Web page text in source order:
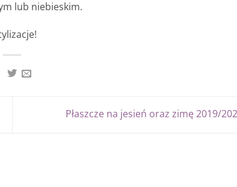
lub niebieskim.
Płaszcze na jesień oraz zimę 2019/